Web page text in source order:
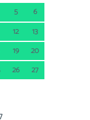
5
6
12
13
19
20
26
27